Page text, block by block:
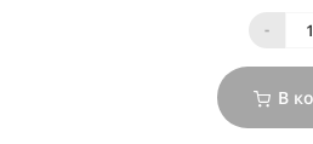
-
В